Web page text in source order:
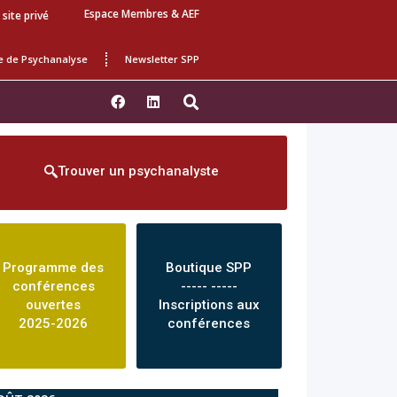
site privé Espace Membres & AEF
de Psychanalyse Newsletter SPP
Trouver un psychanalyste
Programme des
conférences
ouvertes
2025-2026
Boutique SPP
----- -----
Inscriptions aux
conférences